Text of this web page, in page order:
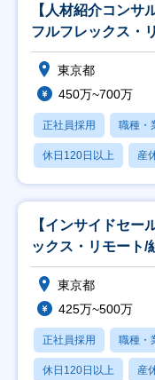
【人材紹介コンサ
フルフレックス・
東京都
450万~700万
正社員採用 職種・
休日120日以上 産
【インサイドセー
ックス・リモート/
東京都
425万~500万
正社員採用 職種・
休日120日以上 産